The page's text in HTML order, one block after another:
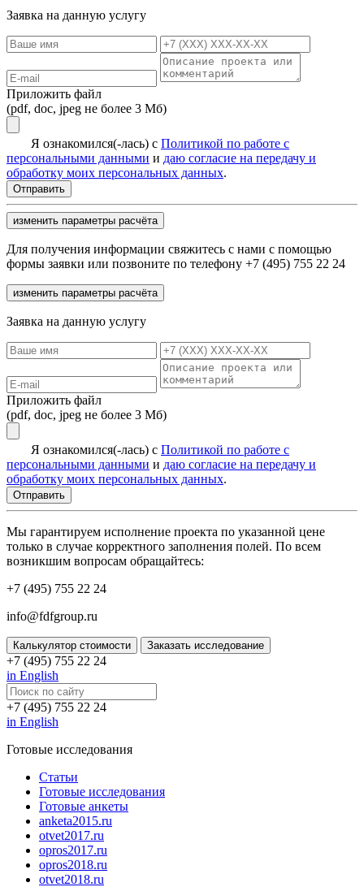
Заявка на данную услугу
Приложить файл
(pdf, doc, jpeg не более 3 Мб)
Я ознакомился(-лась) с Политикой по работе с
персональными данными и даю согласие на передачу и
обработку моих персональных данных.
изменить параметры расчёта
Для получения информации свяжитесь с нами с помощью
формы заявки или позвоните по телефону +7 (495) 755 22 24
изменить параметры расчёта
Заявка на данную услугу
Приложить файл
(pdf, doc, jpeg не более 3 Мб)
Я ознакомился(-лась) с Политикой по работе с
персональными данными и даю согласие на передачу и
обработку моих персональных данных.
Мы гарантируем исполнение проекта по указанной цене
только в случае корректного заполнения полей. По всем
возникшим вопросам обращайтесь:
+7 (495) 755 22 24
info@fdfgroup.ru
Калькулятор стоимости Заказать исследование
+7 (495) 755 22 24
in English
+7 (495) 755 22 24
in English
Готовые исследования
Статьи
Готовые исследования
Готовые анкеты
anketa2015.ru
otvet2017.ru
opros2017.ru
opros2018.ru
otvet2018.ru